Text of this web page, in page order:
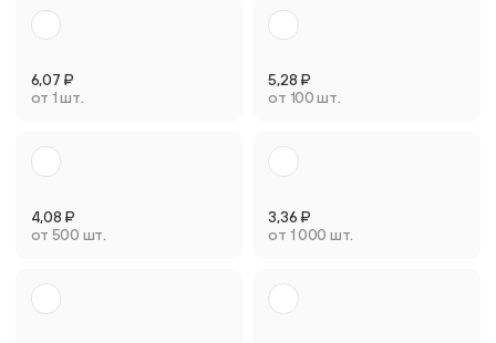
6,07 ₽
от 1 шт.
5,28 ₽
от 100 шт.
4,08 ₽
от 500 шт.
3,36 ₽
от 1 000 шт.